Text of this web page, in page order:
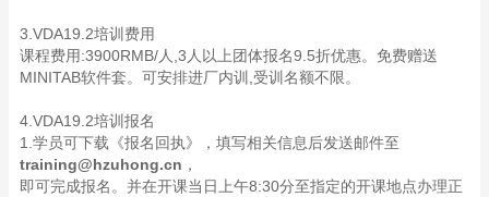
3.VDA19.2培训费用
课程费用:3900RMB/人,3人以上团体报名9.5折优惠。免费赠送
MINITAB软件套。可安排进厂内训,受训名额不限。
4.VDA19.2培训报名
1.学员可下载《报名回执》，填写相关信息后发送邮件至
training@hzuhong.cn ，
即可完成报名。并在开课当日上午8:30分至指定的开课地点办理正